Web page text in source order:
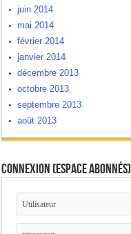
juin 2014
mai 2014
février 2014
janvier 2014
décembre 2013
octobre 2013
septembre 2013
août 2013
Connexion (Espace Abonnés)